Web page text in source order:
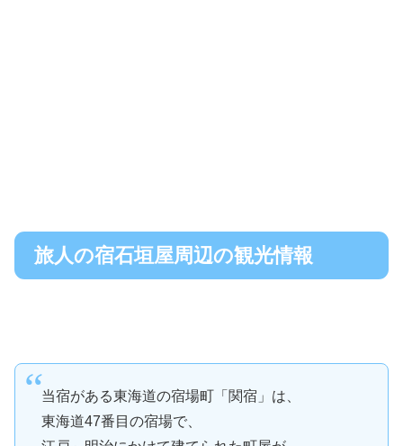
旅人の宿石垣屋周辺の観光情報
当宿がある東海道の宿場町「関宿」は、
東海道47番目の宿場で、